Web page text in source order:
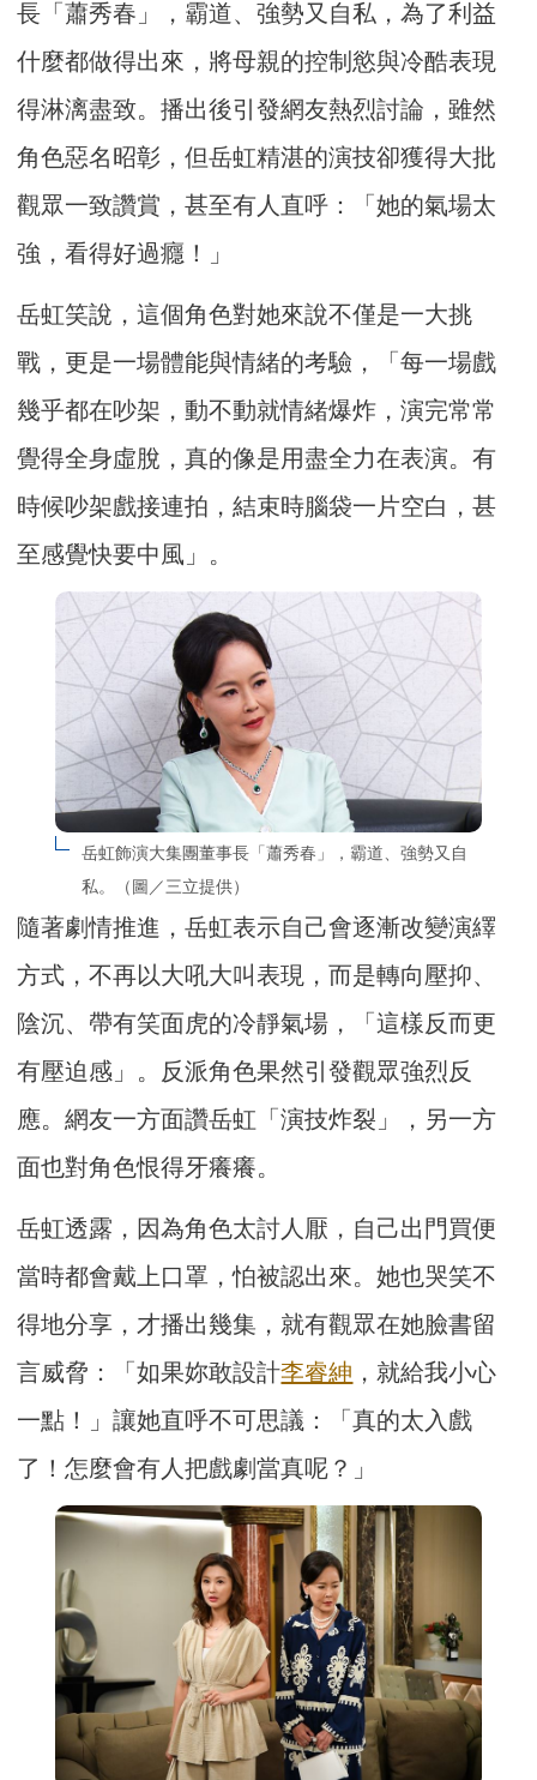
長「蕭秀春」，霸道、強勢又自私，為了利益
什麼都做得出來，將母親的控制慾與冷酷表現
得淋漓盡致。播出後引發網友熱烈討論，雖然
角色惡名昭彰，但岳虹精湛的演技卻獲得大批
觀眾一致讚賞，甚至有人直呼：「她的氣場太
強，看得好過癮！」
岳虹笑說，這個角色對她來說不僅是一大挑
戰，更是一場體能與情緒的考驗，「每一場戲
幾乎都在吵架，動不動就情緒爆炸，演完常常
覺得全身虛脫，真的像是用盡全力在表演。有
時候吵架戲接連拍，結束時腦袋一片空白，甚
至感覺快要中風」。
岳虹飾演大集團董事長「蕭秀春」，霸道、強勢又自
私。（圖／三立提供）
隨著劇情推進，岳虹表示自己會逐漸改變演繹
方式，不再以大吼大叫表現，而是轉向壓抑、
陰沉、帶有笑面虎的冷靜氣場，「這樣反而更
有壓迫感」。反派角色果然引發觀眾強烈反
應。網友一方面讚岳虹「演技炸裂」，另一方
面也對角色恨得牙癢癢。
岳虹透露，因為角色太討人厭，自己出門買便
當時都會戴上口罩，怕被認出來。她也哭笑不
得地分享，才播出幾集，就有觀眾在她臉書留
言威脅：「如果妳敢設計李睿紳 ，就給我小心
一點！」讓她直呼不可思議：「真的太入戲
了！怎麼會有人把戲劇當真呢？」